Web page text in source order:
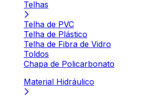
Telhas
Telha de PVC
Telha de Plástico
Telha de Fibra de Vidro
Toldos
Chapa de Policarbonato
Material Hidráulico